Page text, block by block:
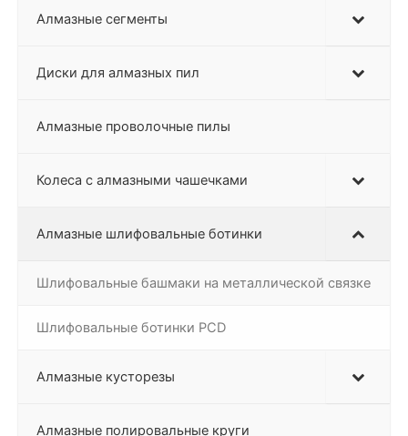
Алмазные сегменты
Диски для алмазных пил
Алмазные проволочные пилы
Колеса с алмазными чашечками
Алмазные шлифовальные ботинки
Шлифовальные башмаки на металлической связке
Шлифовальные ботинки PCD
Алмазные кусторезы
Алмазные полировальные круги